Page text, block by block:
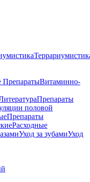
ПрепаратыВитаминно-
Препараты
половой
Препараты
Расходные
Уход за зубамиУход